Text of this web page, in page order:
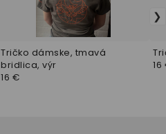
Tričko dámske, tmavá
bridlica, výr
16 €
16